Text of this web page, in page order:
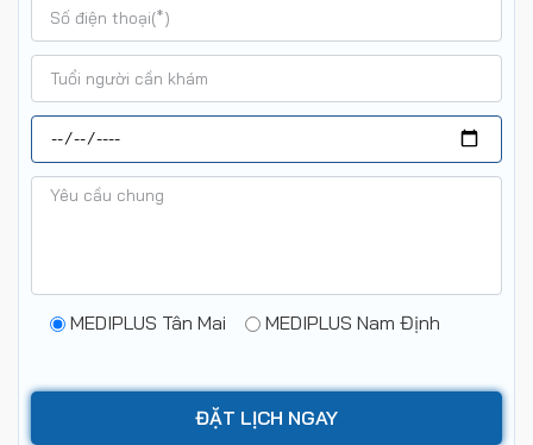
MEDIPLUS Tân Mai MEDIPLUS Nam Định